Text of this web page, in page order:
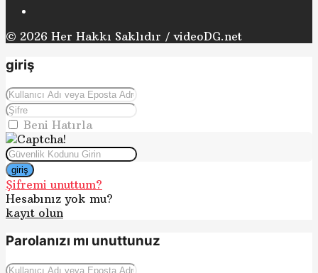
© 2026 Her Hakkı Saklıdır / videoDG.net
giriş
Beni Hatırla
giriş
Şifremi unuttum?
Hesabınız yok mu?
kayıt olun
Parolanızı mı unuttunuz